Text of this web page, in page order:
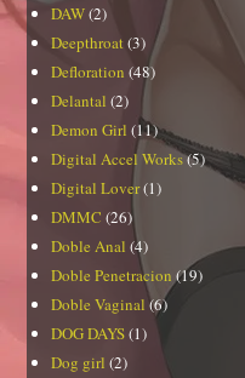
DAW(2)
Deepthroat(3)
Defloration (48)
Delantal (2)
Demon Girl (11)
Digital Accel Works(5)
Digital Lover(1)
DMMC (26)
Doble Anal (4)
Doble Penetracion (19)
Doble Vaginal (6)
DOG DAYS(1)
Dog girl (2)